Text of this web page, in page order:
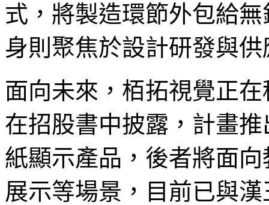
式，將製造環節外包給
身則聚焦於設計研發與
面向未來，栢拓視覺正
在招股書中披露，計畫
紙顯示產品，後者將面
展示等場景，目前已與